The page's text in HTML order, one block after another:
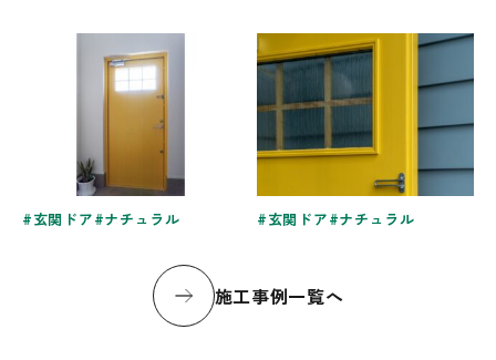
玄関ドア ナチュラル 玄関ドア ナチュラル
施工事例一覧へ